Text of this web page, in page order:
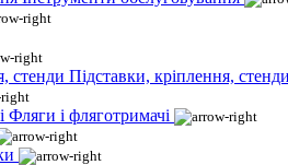
Підставки, кріплення, стенди
Фляги і фляготримачі